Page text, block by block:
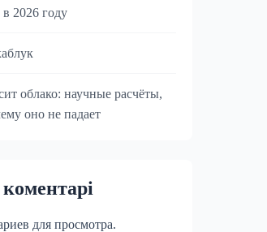
в 2026 году
облако: научные расчёты,
оно не падает
для просмотра.